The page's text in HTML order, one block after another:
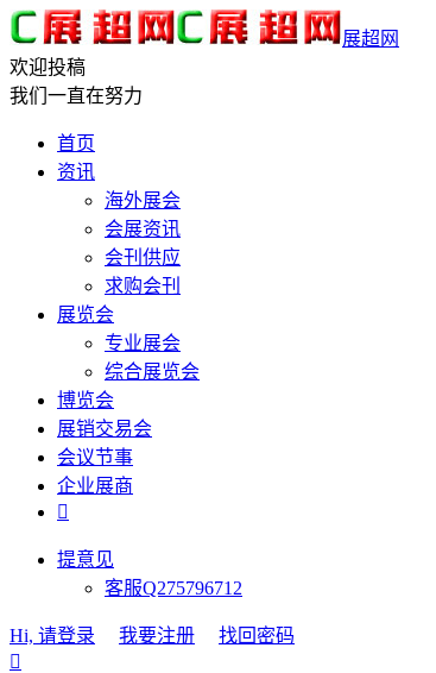
展超网
欢迎投稿
我们一直在努力
首页
资讯
海外展会
会展资讯
会刊供应
求购会刊
展览会
专业展会
综合展览会
博览会
展销交易会
会议节事
企业展商

提意见
客服Q275796712
Hi, 请登录 我要注册
找回密码
